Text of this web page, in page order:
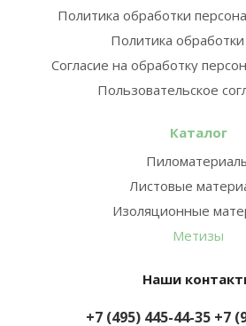
Политика обработки
Политика
Согласие на обработку
Пользовательское
Каталог
Листовые
Изоляционные
Метизы
Наши
+7 (495) 445-44-35 +7